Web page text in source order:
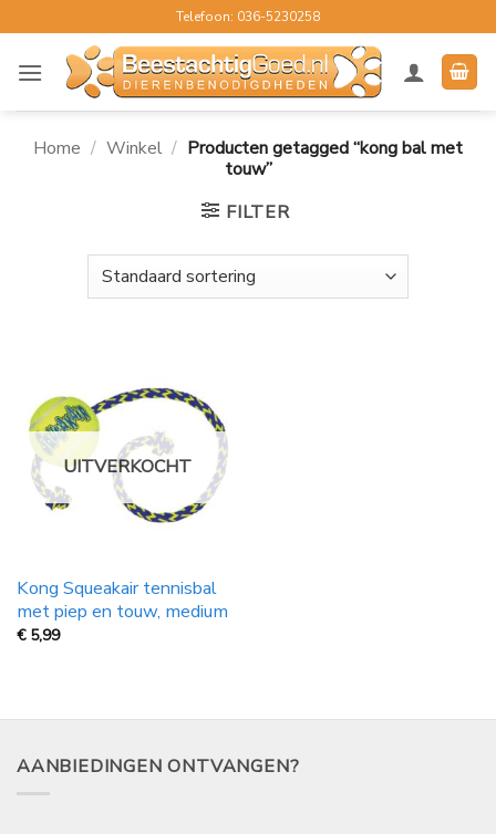
naar
inhoud
Telefoon: 036-5230258
Home / Winkel / Producten getagged “kong bal met
touw”
FILTER
UITVERKOCHT
Kong Squeakair tennisbal
met piep en touw, medium
€ 5,99
AANBIEDINGEN ONTVANGEN?